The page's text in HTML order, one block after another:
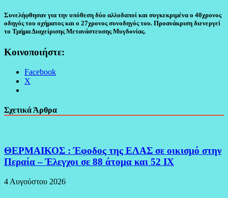
Συνελήφθησαν για την υπόθεση δύο αλλοδαποί και συγκεκριμένα ο 40χρονος
οδηγός του οχήματος και ο 27χρονος συνοδηγός του. Προανάκριση διενεργεί
το Τμήμα Διαχείρισης Μετανάστευσης Μυγδονίας.
Κοινοποιήστε:
Facebook
X
Σχετικά Άρθρα
ΘΕΡΜΑΙΚΟΣ : Έφοδος της ΕΛΑΣ σε οικισμό στην
Περαία – Έλεγχοι σε 88 άτομα και 52 ΙΧ
4 Αυγούστου 2026